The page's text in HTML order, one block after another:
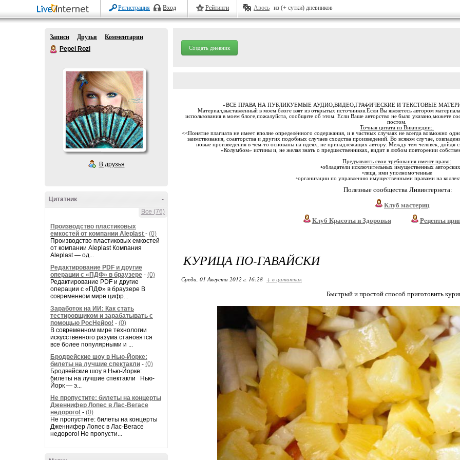
Регистрация Вход Рейтинги Авось из (+ сутки) дневников
Записи Друзья
Комментарии
Pepel Rozi
В друзья
-
Цитатник
Все (76)
Производство пластиковых
емкостей от компании Aleplast - (0)
Производство пластиковых емкостей
от компании Aleplast Компания
Aleplast — од...
Редактирование PDF и другие
операции с «ПДФ» в браузере - (0)
Редактирование PDF и другие
операции с «ПДФ» в браузере В
современном мире цифр...
Заработок на ИИ: Как стать
тестировщиком и зарабатывать с
помощью РосНейро! - (0)
В современном мире технологии
искусственного разума становятся
все более популярными и ...
Бродвейские шоу в Нью-Йорке:
билеты на лучшие спектакли - (0)
Бродвейские шоу в Нью-Йорке:
билеты на лучшие спектакли Нью-
Йорк — э...
Не пропустите: билеты на концерты
Дженнифер Лопес в Лас-Вегасе
недорого! - (0)
Не пропустите: билеты на концерты
Дженнифер Лопес в Лас-Вегасе
недорого! Не пропусти...
Создать дневник
«ВСЕ ПРАВА НА ПУБЛИКУЕМЫЕ АУДИО,ВИДЕО,ГРАФИЧЕСКИЕ И ТЕКСТОВЫЕ
Материал,выставленный в моем блоге взят из открытых источников.Если Вы являетесь автором
использования в моем блоге,пожалуйста, сообщите об этом. Если Ваше авторство не было указано,можете
постом.
Точная цитата из Википедии:.
<<Понятие плагиата не имеет вполне определённого содержания, и в частных случаях не всегда возможно
заимствования, соавторства и других подобных случаев сходства произведений. Во всяком случае,
новые произведения в чём-то основаны на идеях, не принадлежащих автору. Между тем человек, дойдя
«Колумбом» истины и, не желая знать о предшественниках, видит в любом повторении
Предъявлять свои требования имеют право:
◦обладатели исключительных имущественных
◦лица, ими уполномоченные
◦организации по управлению имущественными правами на
Полезные сообщества Ливинтернета:
Клуб мастериц
Клуб Красоты и Здоровья Рецепты
КУРИЦА ПО-ГАВАЙСКИ
Среда, 01 Августа 2012 г. 16:28 + в цитатник
Быстрый и простой способ приготовить